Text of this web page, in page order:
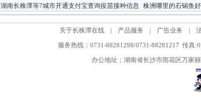
湖南长株潭等7城市开通支付宝查询疫苗接种信息
株洲哪里的石锅鱼
关于长株潭在线 | 产品服务 | 广告业务 |
服务热线：0731-88281298/0731-88281217 传真
办公地址：湖南省长沙市雨花区万家